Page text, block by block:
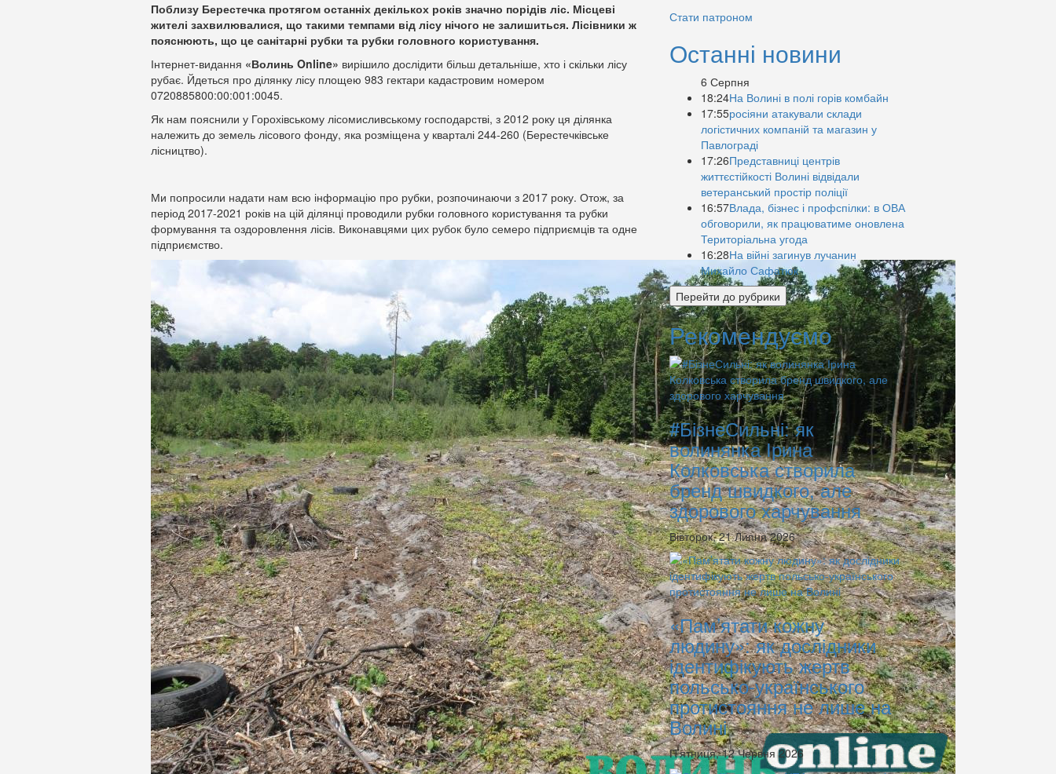
Поблизу Берестечка протягом останніх декількох років значно порідів ліс. Місцеві
жителі захвилювалися, що такими темпами від лісу нічого не залишиться. Лісівники ж
пояснюють, що це санітарні рубки та рубки головного користування.
Інтернет-видання «Волинь Online» вирішило дослідити більш детальніше, хто і скільки лісу
рубає. Йдеться про ділянку лісу площею 983 гектари кадастровим номером
0720885800:00:001:0045.
Як нам пояснили у Горохівському лісомисливському господарстві, з 2012 року ця ділянка
належить до земель лісового фонду, яка розміщена у кварталі 244-260 (Берестечківське
лісництво).
Ми попросили надати нам всю інформацію про рубки, розпочинаючи з 2017 року. Отож, за
період 2017-2021 років на цій ділянці проводили рубки головного користування та рубки
формування та оздоровлення лісів. Виконавцями цих рубок було семеро підприємців та одне
підприємство.
Стати патроном
Останні новини
6 Серпня
18:24На Волині в полі горів комбайн
17:55росіяни атакували склади
логістичних компаній та магазин у
Павлограді
17:26Представниці центрів
життєстійкості Волині відвідали
ветеранський простір поліції
16:57Влада, бізнес і профспілки: в ОВА
обговорили, як працюватиме оновлена
Територіальна угода
16:28На війні загинув лучанин
Михайло Сафатюк
Перейти до рубрики
Рекомендуємо
#БізнеСильні: як
волинянка Ірина
Колковська створила
бренд швидкого, але
здорового харчування
Вівторок, 21 Липня 2026
«Пам’ятати кожну
людину»: як дослідники
ідентифікують жертв
польсько-українського
протистояння не лише на
Волині
П’ятниця, 12 Червня 2026